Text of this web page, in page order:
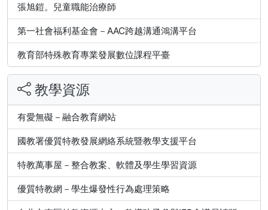
張旭鎧。兒童職能治療師
第一社會福利基金會－AAC跨越溝通鴻溝平台
教育部特殊教育專業發展數位課程平臺
教學資源
有愛無礙－融合教育網站
國教署優質特教發展網絡系統暨教學支援平台
特教萬事屋－整合教案、軟體及學生學習資源
優質特教網－學生爆發性行為處理策略